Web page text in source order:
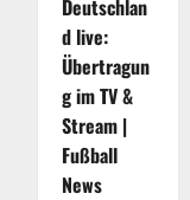
Deutschlan
d live:
Übertragun
g im TV &
Stream |
Fußball
News